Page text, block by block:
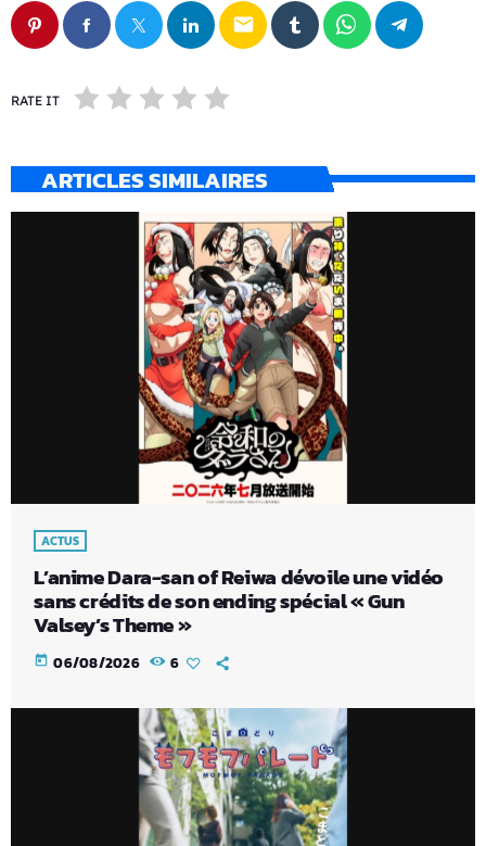
email
RATE IT
ARTICLES SIMILAIRES
ACTUS
L’anime Dara-san of Reiwa dévoile une vidéo
sans crédits de son ending spécial « Gun
Valsey’s Theme »
today 06/08/2026 6